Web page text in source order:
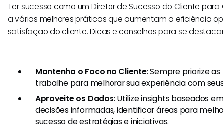
Ter sucesso como um Diretor de Sucesso do Cliente
a várias melhores práticas que aumentam a eficiência
satisfação do cliente. Dicas e conselhos para se
Mantenha o Foco no Cliente: Sempre priorize
trabalhe para melhorar sua experiência com
Aproveite os Dados: Utilize insights baseados
decisões informadas, identificar áreas para
sucesso de estratégias e iniciativas.